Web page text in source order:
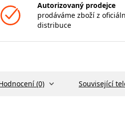
Autorizovaný prodejce
prodáváme zboží z
distribuce
(0) Související